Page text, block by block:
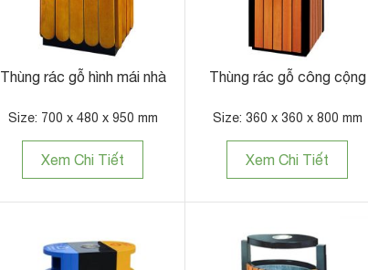
Thùng rác gỗ hình mái nhà
Size: 700 x 480 x 950 mm
Xem Chi Tiết
Thùng rác gỗ công cộng
Size: 360 x 360 x 800 mm
Xem Chi Tiết